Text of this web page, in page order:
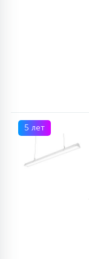
5 лет